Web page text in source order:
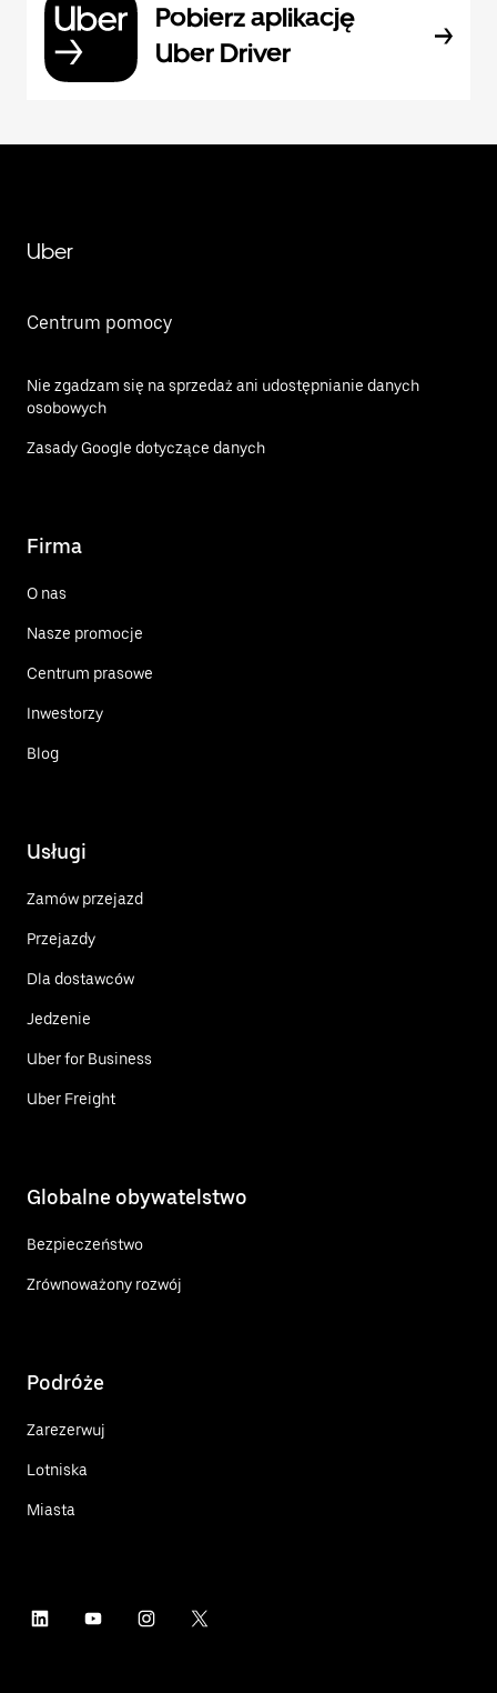
Pobierz aplikację
Uber Driver
Uber
Centrum pomocy
Nie zgadzam się na sprzedaż ani udostępnianie danych
osobowych
Zasady Google dotyczące danych
Firma
O nas
Nasze promocje
Centrum prasowe
Inwestorzy
Blog
Usługi
Zamów przejazd
Przejazdy
Dla dostawców
Jedzenie
Uber for Business
Uber Freight
Globalne obywatelstwo
Bezpieczeństwo
Zrównoważony rozwój
Podróże
Zarezerwuj
Lotniska
Miasta